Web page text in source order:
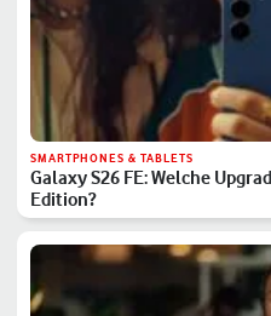
SMARTPHONES & TABLETS
Galaxy S26 FE: Welche
Edition?